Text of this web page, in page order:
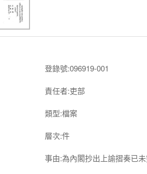
登錄號:096919-001
責任者:吏部
類型:檔案
層次:件
事由:為內閣抄出上諭摺奏已